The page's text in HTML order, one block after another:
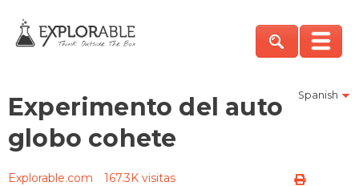
Spanish
Experimento del auto
globo cohete
Explorable.com 167.3K visitas